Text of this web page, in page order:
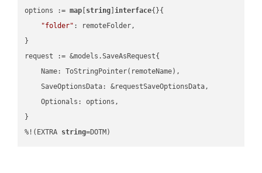
options := map string ]interface{}{
"folder" : remoteFolder,
}
request := &models.SaveAsRequest{
    Name: ToStringPointer(remoteName),
    SaveOptionsData: &requestSaveOptionsData,
    Optionals: options,
}
%!(EXTRA string=DOTM)